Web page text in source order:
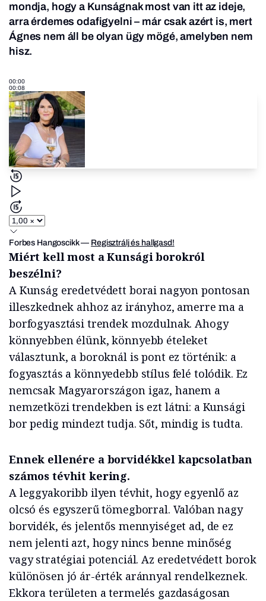
mondja, hogy a Kunságnak most van itt az ideje,
arra érdemes odafigyelni – már csak azért is, mert
Ágnes nem áll be olyan ügy mögé, amelyben nem
hisz.
00:00
00:08
Forbes Hangoscikk— Regisztrálj és hallgasd!
Miért kell most a Kunsági borokról
beszélni?
A Kunság eredetvédett borai nagyon pontosan
illeszkednek ahhoz az irányhoz, amerre ma a
borfogyasztási trendek mozdulnak. Ahogy
könnyebben élünk, könnyebb ételeket
választunk, a boroknál is pont ez történik: a
fogyasztás a könnyedebb stílus felé tolódik. Ez
nemcsak Magyarországon igaz, hanem a
nemzetközi trendekben is ezt látni: a Kunsági
bor pedig mindezt tudja. Sőt, mindig is tudta.
Ennek ellenére a borvidékkel kapcsolatban
számos tévhit kering.
A leggyakoribb ilyen tévhit, hogy egyenlő az
olcsó és egyszerű tömegborral. Valóban nagy
borvidék, és jelentős mennyiséget ad, de ez
nem jelenti azt, hogy nincs benne minőség
vagy stratégiai potenciál. Az eredetvédett borok
különösen jó ár-érték aránnyal rendelkeznek.
Ekkora területen a termelés gazdaságosan